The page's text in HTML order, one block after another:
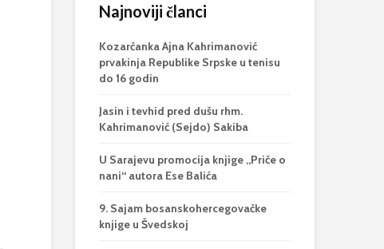
Najnoviji članci
Kozarčanka Ajna Kahrimanović
prvakinja Republike Srpske u tenisu
do 16 godin
Jasin i tevhid pred dušu rhm.
Kahrimanović (Sejdo) Sakiba
U Sarajevu promocija knjige „Priče o
nani“ autora Ese Balića
9. Sajam bosanskohercegovačke
knjige u Švedskoj